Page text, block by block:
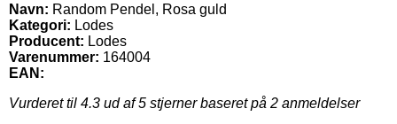
Navn: Random Pendel, Rosa guld
Kategori: Lodes
Producent: Lodes
Varenummer: 164004
EAN:
Vurderet til 4.3 ud af 5 stjerner baseret på 2 anmeldelser